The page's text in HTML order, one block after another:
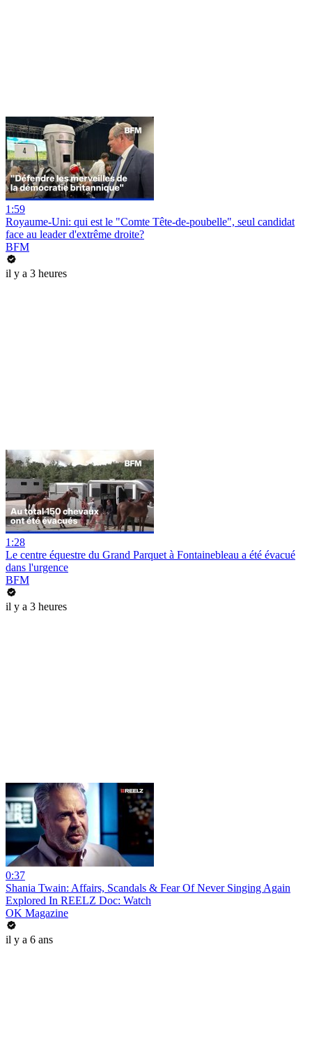
1:59
Royaume-Uni: qui est le "Comte Tête-de-poubelle", seul candidat
face au leader d'extrême droite?
BFM
il y a 3 heures
1:28
Le centre équestre du Grand Parquet à Fontainebleau a été évacué
dans l'urgence
BFM
il y a 3 heures
0:37
Shania Twain: Affairs, Scandals & Fear Of Never Singing Again
Explored In REELZ Doc: Watch
OK Magazine
il y a 6 ans